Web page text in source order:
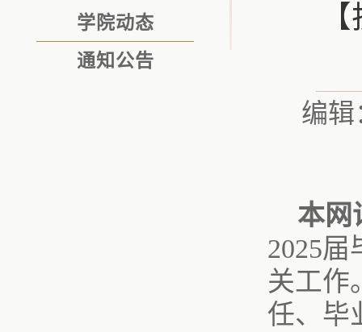
学院动态
通知公告
编辑
本网
2025
关工作
任、毕